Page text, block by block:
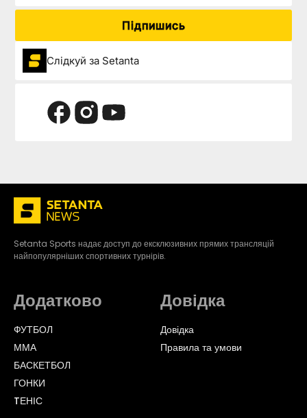
Підпишись
Слідкуй за Setanta
Setanta Sports надає доступ до ексклюзивних прямих трансляцій
найпопулярніших спортивних турнірів.
Додатково
ФУТБОЛ
ММА
БАСКЕТБОЛ
ГОНКИ
TЕНІС
Довідка
Довідка
Правила та умови